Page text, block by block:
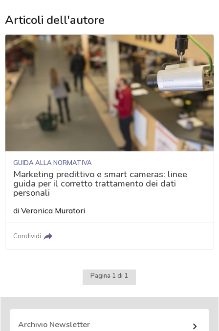
Articoli dell'autore
GUIDA ALLA NORMATIVA
Marketing predittivo e smart cameras: linee
guida per il corretto trattamento dei dati
personali
diVeronica Muratori
Condividi
Pagina 1 di 1
Archivio Newsletter